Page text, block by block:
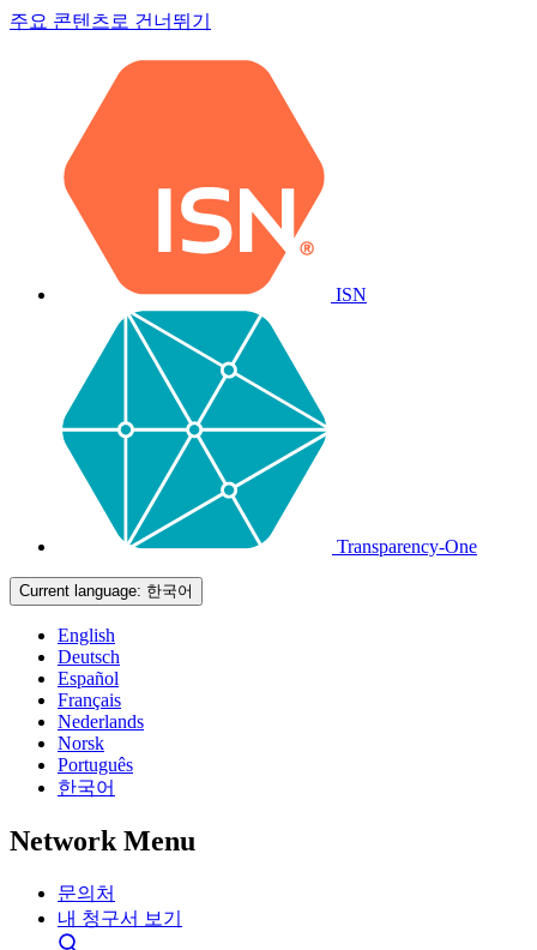
주요 콘텐츠로 건너뛰기
ISN
Transparency-One
Current language: 한국어
English
Deutsch
Español
Français
Nederlands
Norsk
Português
한국어
Network Menu
문의처
내 청구서 보기